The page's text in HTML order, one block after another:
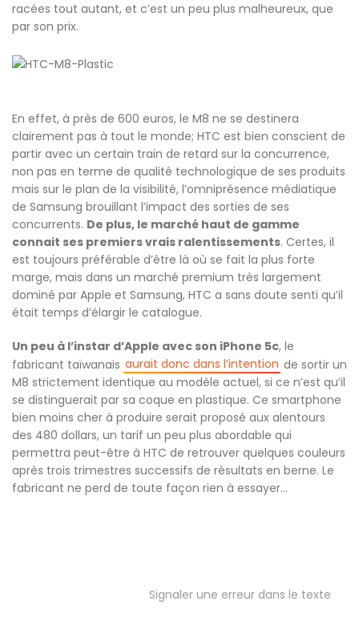
racées tout autant, et c’est un peu plus malheureux, que
par son prix.
En effet, à près de 600 euros, le M8 ne se destinera
clairement pas à tout le monde; HTC est bien conscient de
partir avec un certain train de retard sur la concurrence,
non pas en terme de qualité technologique de ses produits
mais sur le plan de la visibilité, l’omniprésence médiatique
de Samsung brouillant l’impact des sorties de ses
concurrents. De plus, le marché haut de gamme
connait ses premiers vrais ralentissements. Certes, il
est toujours préférable d’être là où se fait la plus forte
marge, mais dans un marché premium très largement
dominé par Apple et Samsung, HTC a sans doute senti qu’il
était temps d’élargir le catalogue.
Un peu à l’instar d’Apple avec son iPhone 5c, le
fabricant taïwanais aurait donc dans l’intention de sortir un
M8 strictement identique au modèle actuel, si ce n’est qu’il
se distinguerait par sa coque en plastique. Ce smartphone
bien moins cher à produire serait proposé aux alentours
des 480 dollars, un tarif un peu plus abordable qui
permettra peut-être à HTC de retrouver quelques couleurs
après trois trimestres successifs de résultats en berne. Le
fabricant ne perd de toute façon rien à essayer…
Signaler une erreur dans le texte